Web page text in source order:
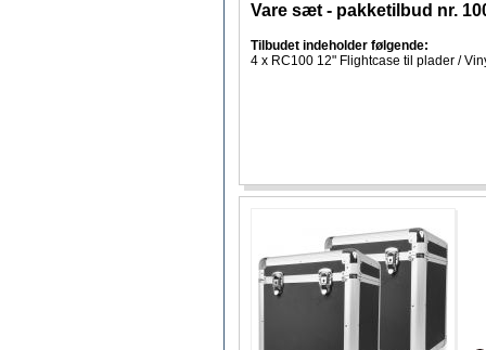
Vare sæt - pakketilbud nr.
Tilbudet indeholder følgende:
4 x RC100 12" Flightcase til plader /